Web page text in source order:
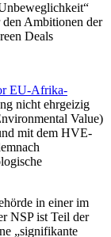
den Ambitionen der
Deals
EU-Afrika-
nicht ehrgeizig
Value)
mit dem HVE-
in einer im
NSP ist Teil der
„signifikante